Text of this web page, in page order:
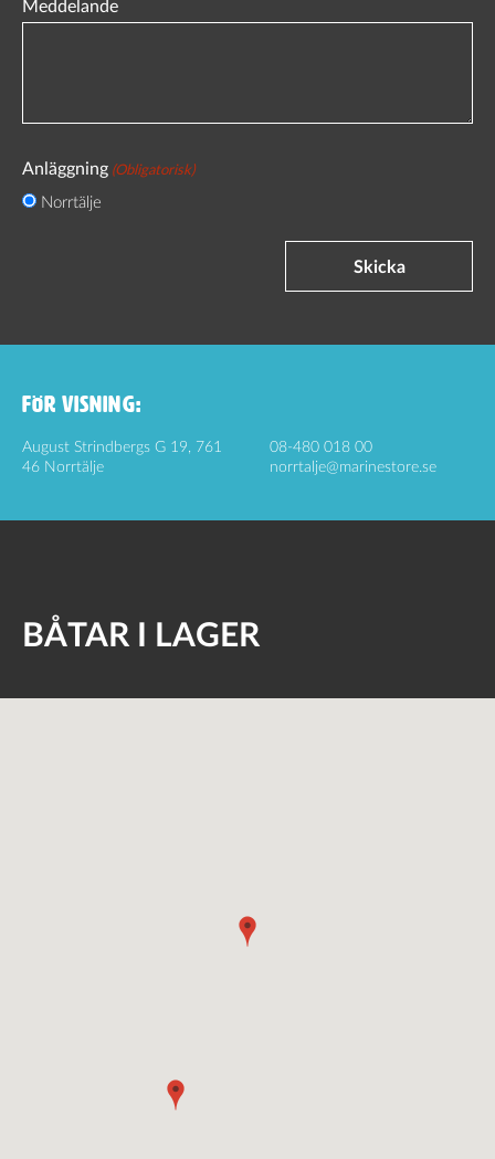
Meddelande
Anläggning (Obligatorisk)
Norrtälje
Skicka
FÖR VISNING:
August Strindbergs G 19, 761
46 Norrtälje
08-480 018 00
norrtalje@marinestore.se
BÅTAR I LAGER